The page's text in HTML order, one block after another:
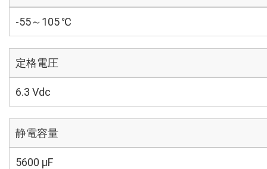
-55～105 ℃
定格電圧
6.3 Vdc
静電容量
5600 µF